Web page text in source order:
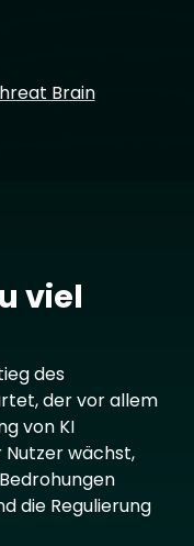
Brain
viel
des
der vor allem
von KI
Nutzer wächst,
die Regulierung